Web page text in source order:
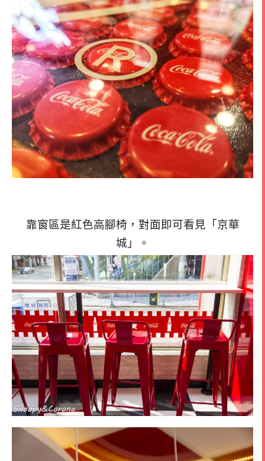
靠窗區是紅色高腳椅，對面即可看見「京華
城」。